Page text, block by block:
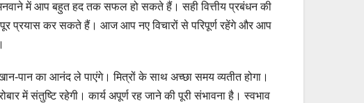
मनवाने में आप बहुत हद तक सफल हो सकते हैं। सही वित्तीय प्रबंधन की
प्रयास कर सकते हैं। आज आप नए विचारों से परिपूर्ण रहेंगे और आप
पान का आनंद ले पाएंगे। मित्रों के साथ अच्छा समय व्यतीत होगा।
में संतुष्टि रहेगी। कार्य अपूर्ण रह जाने की पूरी संभावना है। स्वभाव